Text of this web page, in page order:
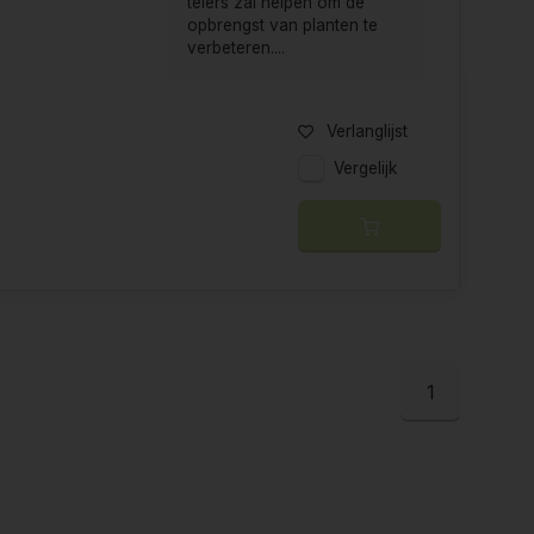
opbrengst van planten te
verbeteren....
Verlanglijst
Vergelijk
1